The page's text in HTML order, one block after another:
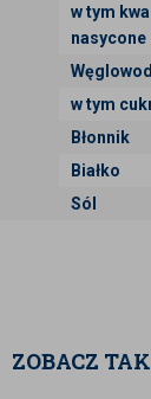
w tym
nasycone
w tym
Błonnik
Białko
Sól
ZOBACZ